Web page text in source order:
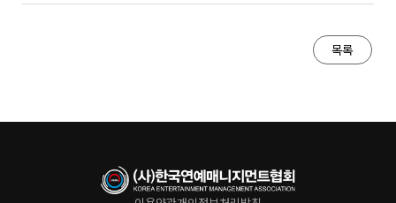
목록